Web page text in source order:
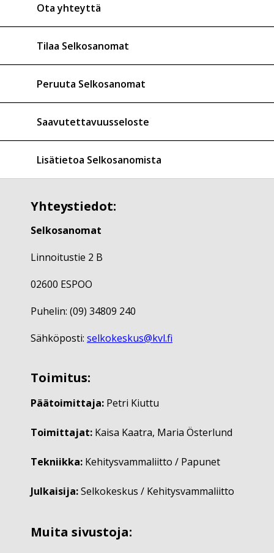
Ota yhteyttä
Tilaa Selkosanomat
Peruuta Selkosanomat
Saavutettavuusseloste
Lisätietoa Selkosanomista
Yhteystiedot:
Selkosanomat
Linnoitustie 2 B
02600 ESPOO
Puhelin: (09) 34809 240
Sähköposti: selkokeskus@kvl.fi
Toimitus:
Päätoimittaja: Petri Kiuttu
Toimittajat: Kaisa Kaatra, Maria Österlund
Tekniikka: Kehitysvammaliitto / Papunet
Julkaisija:Selkokeskus / Kehitysvammaliitto
Muita sivustoja: